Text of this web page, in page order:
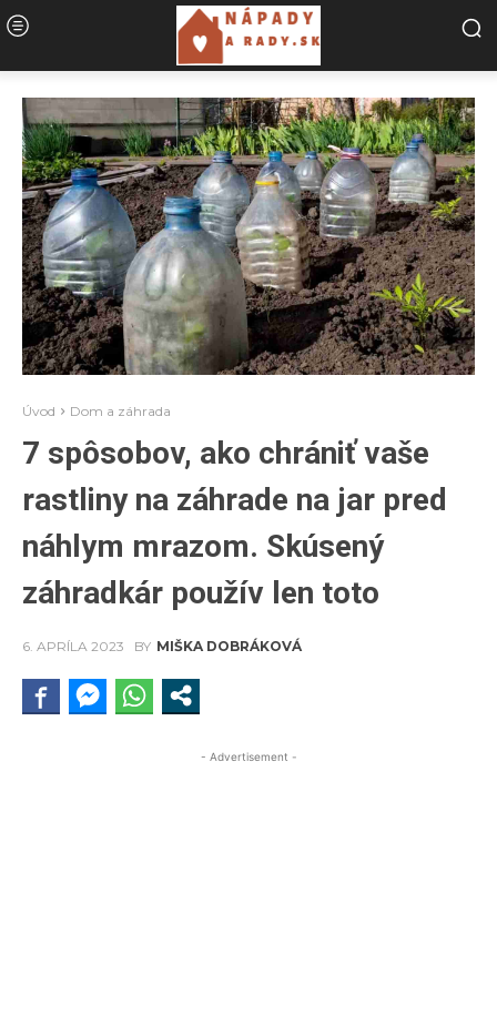
Úvod Dom a záhrada
7 spôsobov, ako chrániť vaše
rastliny na záhrade na jar pred
náhlym mrazom. Skúsený
záhradkár použív len toto
6. APRÍLA 2023 BY MIŠKA DOBRÁKOVÁ
- Advertisement -